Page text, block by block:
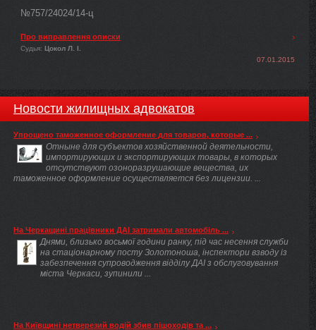
№757/24024/14-ц
Про виправлення описки
Судья: Цокол Л. І.
07.01.2015
Новости жилищных адвокатов
Упрощено таможенное оформление для товаров, которые ...
Отныне для субъектов хозяйственной деятельности,
импортирующих и экспортирующих товары, в которых
отсутствуют озоноразрушающие вещества, их
таможенное оформление осуществляется без лицензии. ...
На Черкащині працівники ДАІ затримали автомобіль ...
Днями, близько восьмої години ранку, під час несення служби
на стаціонарному посту Золотоноша, інспектори взводу із
забезпечення супроводження відділу ДАІ з обслуговування
міста Черкаси, зупинили ...
На Київщині нетверезий водій збив пішоходів та ...